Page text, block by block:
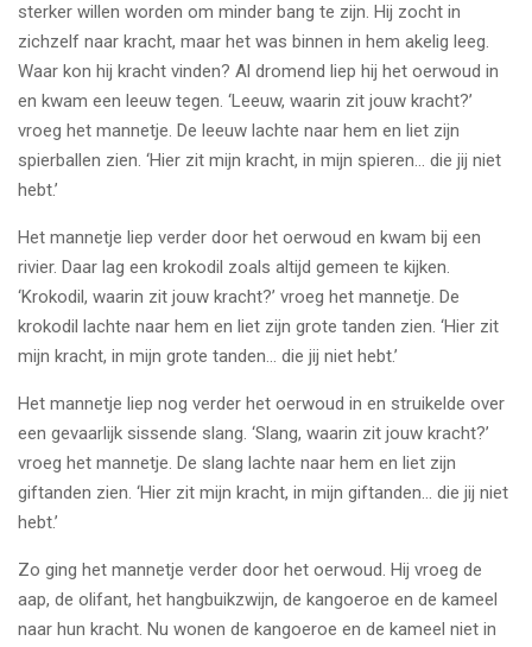
sterker willen worden om minder bang te zijn. Hij zocht in
zichzelf naar kracht, maar het was binnen in hem akelig leeg.
Waar kon hij kracht vinden? Al dromend liep hij het oerwoud in
en kwam een leeuw tegen. ‘Leeuw, waarin zit jouw kracht?’
vroeg het mannetje. De leeuw lachte naar hem en liet zijn
spierballen zien. ‘Hier zit mijn kracht, in mijn spieren… die jij niet
hebt.’
Het mannetje liep verder door het oerwoud en kwam bij een
rivier. Daar lag een krokodil zoals altijd gemeen te kijken.
‘Krokodil, waarin zit jouw kracht?’ vroeg het mannetje. De
krokodil lachte naar hem en liet zijn grote tanden zien. ‘Hier zit
mijn kracht, in mijn grote tanden… die jij niet hebt.’
Het mannetje liep nog verder het oerwoud in en struikelde over
een gevaarlijk sissende slang. ‘Slang, waarin zit jouw kracht?’
vroeg het mannetje. De slang lachte naar hem en liet zijn
giftanden zien. ‘Hier zit mijn kracht, in mijn giftanden… die jij niet
hebt.’
Zo ging het mannetje verder door het oerwoud. Hij vroeg de
aap, de olifant, het hangbuikzwijn, de kangoeroe en de kameel
naar hun kracht. Nu wonen de kangoeroe en de kameel niet in